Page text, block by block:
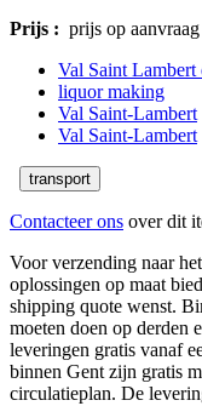
Prijs : prijs op aanvraag
Val Saint Lambert
liquor making
Val Saint-Lambert
Val Saint-Lambert
transport
Contacteer ons over dit
Voor verzending naar
oplossingen op maat
shipping quote wenst.
moeten doen op derden
leveringen gratis vanaf
binnen Gent zijn gratis
circulatieplan. De